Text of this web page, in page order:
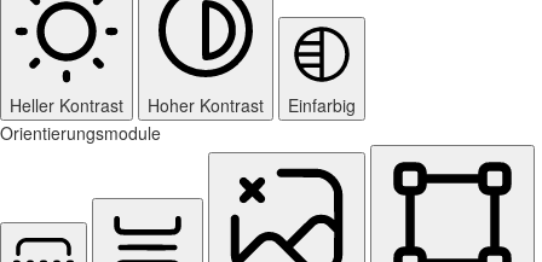
Heller Kontrast Hoher Kontrast
Einfarbig
Orientierungsmodule